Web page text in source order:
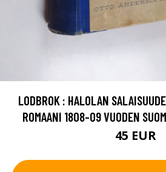
LODBROK : HALOLAN
ROMAANI 1808-09 VUODEN
45 EUR